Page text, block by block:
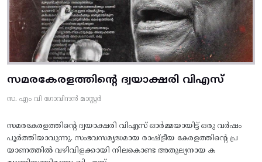
സമരകേരളത്തിൻ്റെ ദ്വയാക്ഷരി വിഎസ്
സ. എം വി ഗോവിന്ദൻ മാസ്റ്റർ
സമരകേരളത്തിൻ്റെ ദ്വയാക്ഷരി വിഎസ് ഓർമ്മയായിട്ട് ഒരു വർഷം
പൂർത്തിയാവുന്നു. സംഭവസമൃദ്ധമായ രാഷ്ട്രീയ കേരളത്തിന്റെ പ്ര
യാണത്തിൽ വഴിവിളക്കായി നിലകൊണ്ട അതുല്യനായ ക